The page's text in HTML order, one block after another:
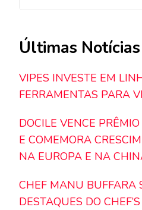
Últimas Notícias
VIPES INVESTE EM
FERRAMENTAS PARA
DOCILE VENCE
E COMEMORA
NA EUROPA E NA
CHEF MANU BUFFARA
DESTAQUES DO